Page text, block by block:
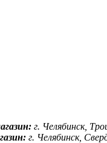
г. Челябинск,
г. Челябинск,